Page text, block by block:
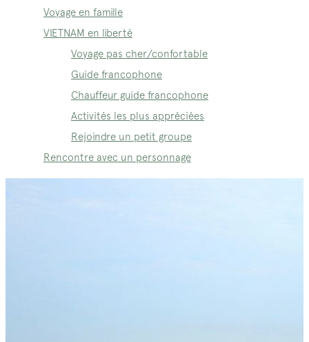
Voyage en famille
VIETNAM en liberté
Voyage pas cher/confortable
Guide francophone
Chauffeur guide francophone
Activités les plus appréciées
Rejoindre un petit groupe
Rencontre avec un personnage